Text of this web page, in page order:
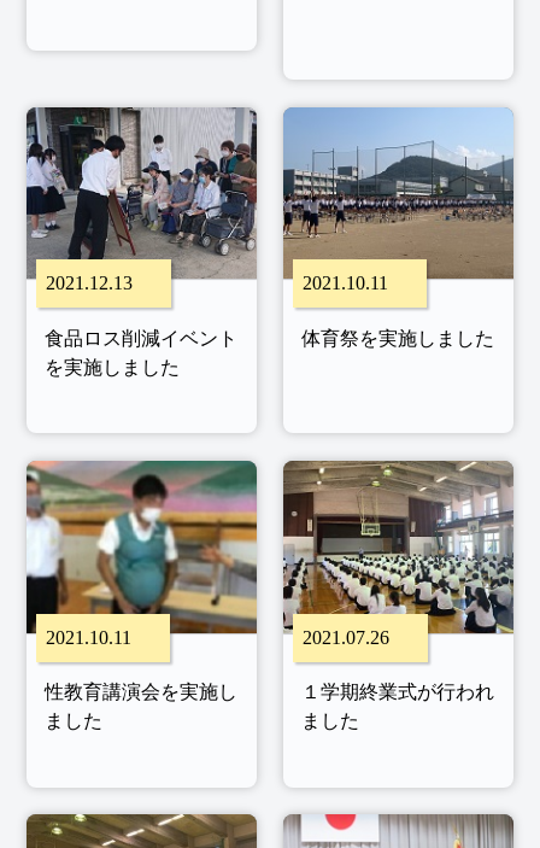
2021.12.13
食品ロス削減イベント
を実施しました
2021.10.11
体育祭を実施しました
2021.10.11
性教育講演会を実施し
ました
2021.07.26
１学期終業式が行われ
ました